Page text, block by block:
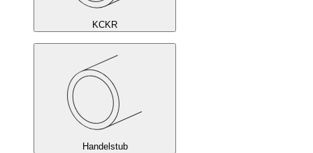
KCKR
Handelstub